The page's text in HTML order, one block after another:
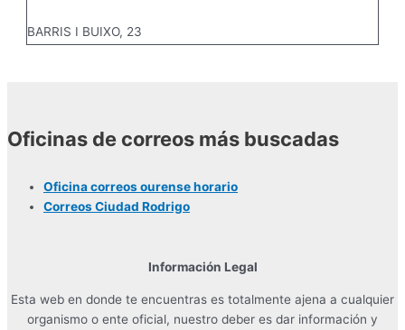
BARRIS I BUIXO, 23
Oficinas de correos más buscadas
Oficina correos ourense horario
Correos Ciudad Rodrigo
Información Legal
Esta web en donde te encuentras es totalmente ajena a cualquier
organismo o ente oficial, nuestro deber es dar información y